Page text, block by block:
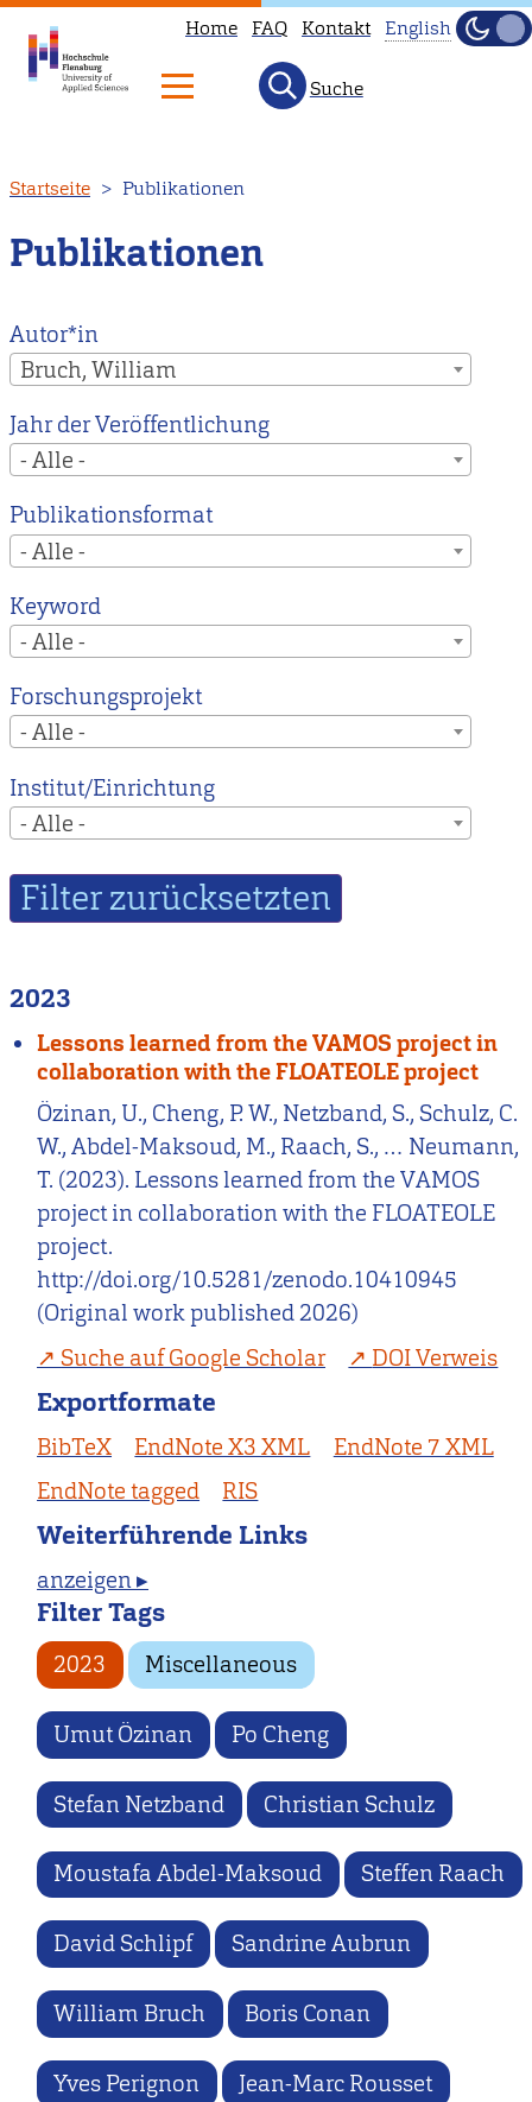
zum
Inhalt
Home FAQ Kontakt
to
our
main
instead.
English
Hell
Suche
Startseite Publikationen
Publikationen
Autor*in
Bruch, William
Jahr der Veröffentlichung
- Alle -
Publikationsformat
- Alle -
Keyword
- Alle -
Forschungsprojekt
- Alle -
Institut/Einrichtung
- Alle -
2023
Lessons learned from the VAMOS project in
collaboration with the FLOATEOLE project
Özinan, U., Cheng, P. W., Netzband, S., Schulz, C.
W., Abdel-Maksoud, M., Raach, S., … Neumann,
T. (2023). Lessons learned from the VAMOS
project in collaboration with the FLOATEOLE
project.
http://doi.org/10.5281/zenodo.10410945
(Original work published 2026)
Suche auf Google Scholar
DOI Verweis
Exportformate
BibTeX EndNote X3 XML
EndNote 7 XML
EndNote tagged
RIS
Weiterführende Links
anzeigen ▸
Filter Tags
2023 Miscellaneous
Umut Özinan Po Cheng
Stefan Netzband Christian Schulz
Moustafa Abdel-Maksoud Steffen Raach
David Schlipf Sandrine Aubrun
William Bruch Boris Conan
Yves Perignon Jean-Marc Rousset